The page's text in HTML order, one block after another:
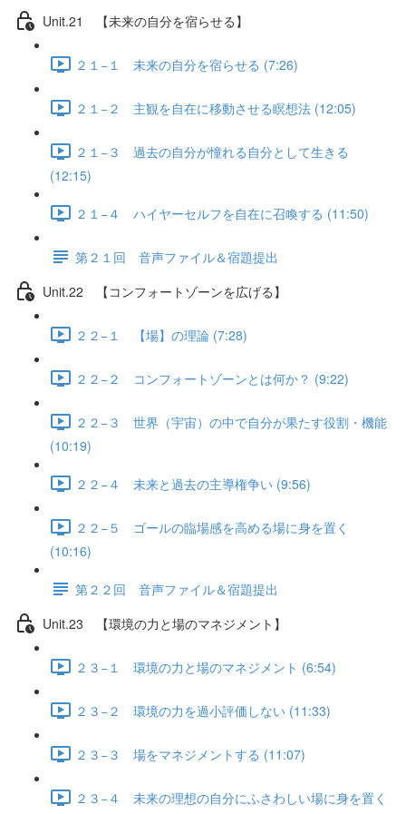
Unit.21 【未来の自分を宿らせる】
２１−１ 未来の自分を宿らせる (7:26)
２１−２ 主観を自在に移動させる瞑想法 (12:05)
２１−３ 過去の自分が憧れる自分として生きる
(12:15)
２１−４ ハイヤーセルフを自在に召喚する (11:50)
第２１回 音声ファイル＆宿題提出
Unit.22 【コンフォートゾーンを広げる】
２２−１ 【場】の理論 (7:28)
２２−２ コンフォートゾーンとは何か？ (9:22)
２２−３ 世界（宇宙）の中で自分が果たす役割・機能
(10:19)
２２−４ 未来と過去の主導権争い (9:56)
２２−５ ゴールの臨場感を高める場に身を置く
(10:16)
第２２回 音声ファイル＆宿題提出
Unit.23 【環境の力と場のマネジメント】
２３−１ 環境の力と場のマネジメント (6:54)
２３−２ 環境の力を過小評価しない (11:33)
２３−３ 場をマネジメントする (11:07)
２３−４ 未来の理想の自分にふさわしい場に身を置く